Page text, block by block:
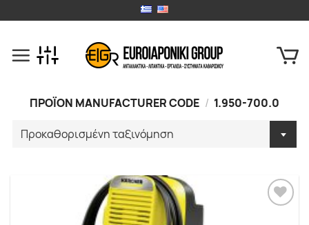
to
ΠΡΟΪΟΝ MANUFACTURER CODE / 1.950-700.0